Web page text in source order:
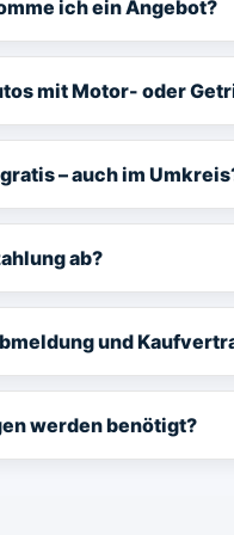
ich ein Angebot?
mit Motor- oder
– auch im
ab?
und
werden benötigt?